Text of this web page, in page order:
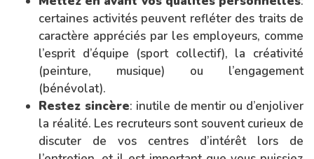
certaines activités peuvent refléter des traits de
caractère appréciés par les employeurs, comme
l’esprit d’équipe (sport collectif), la créativité
(peinture, musique) ou l’engagement
(bénévolat).
Restez sincère: inutile de mentir ou d’enjoliver
la réalité. Les recruteurs sont souvent curieux de
discuter de vos centres d’intérêt lors de